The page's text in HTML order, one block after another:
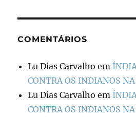
COMENTÁRIOS
Lu Dias Carvalho em
CONTRA OS INDIANOS
Lu Dias Carvalho em
CONTRA OS INDIANOS